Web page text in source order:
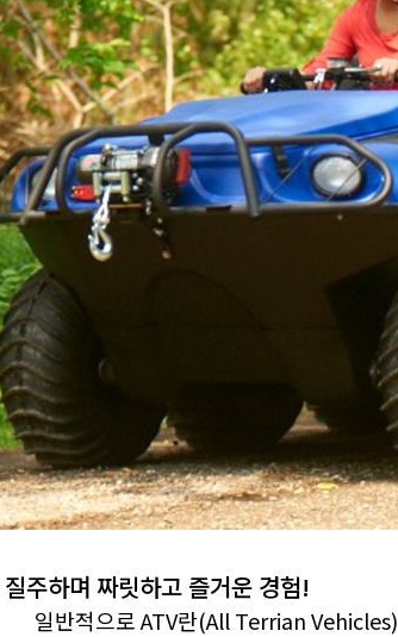
주하며 짜릿하고 즐거운 경험!
일반적으로 ATV란(All Terrian Vehicles)